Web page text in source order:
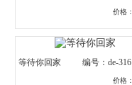
价格：
等待你回家 编号：de-316
价格：